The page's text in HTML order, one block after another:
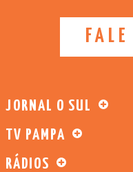
JORNAL O SUL
TV PAMPA
RÁDIOS